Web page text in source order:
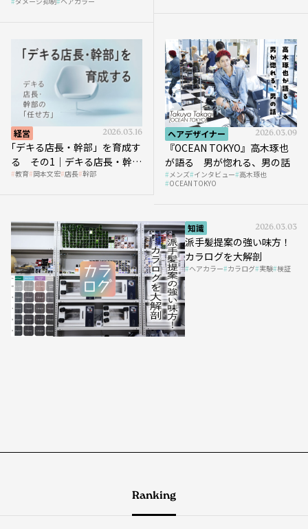
経営 2026.03.16
｢デキる店長・幹部」を育成す
る その1｜デキる店長・幹部
の「任せ方」
教育 岡本文宏 店長 幹部
ヘアデザイナー 2026.03.09
『OCEAN TOKYO』高木琢也
が語る 男が惚れる、男の話
メンズ インタビュー 高木琢也
OCEAN TOKYO
知識 2026.03.03
派手髪提案の強い味方！
カラログを大解剖
ヘアカラー カラログ 実験 検証
Ranking